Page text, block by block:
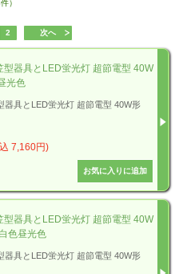
）
2 次へ
型器具とLED蛍光灯 超節電型 40W
光色
器具とLED蛍光灯 超節電型 40W形
7,160円)
型器具とLED蛍光灯 超節電型 40W
色昼光色
器具とLED蛍光灯 超節電型 40W形